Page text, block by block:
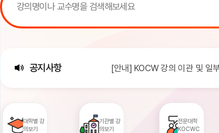
공지사항
[서비스점검] KOCW 서비스
[안내] KOCW 강의 이관 및 일
[안내] 2026년 대학정보공시
대학별 강
의보기
기관별 강
의보기
전문대학
KOCWC